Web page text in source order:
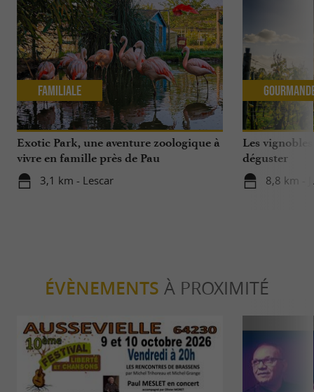
Exotic Park, une aventure zoologique à
vivre en famille près de Pau
3,1 km - Lescar
Familiale
Les
déguster
8,8 km -
ÉVÈNEMENTS À PROXIMITÉ